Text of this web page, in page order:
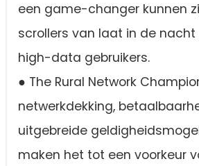
een game-changer kunnen
scrollers van laat in de
high-data gebruikers.
● The Rural Network
netwerkdekking,
uitgebreide
maken het tot een voorkeur